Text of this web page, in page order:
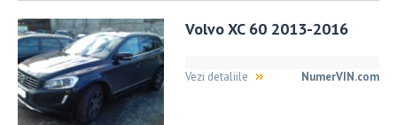
Volvo XC 60 2013-2016
NumerVIN.com
Vezi detaliile